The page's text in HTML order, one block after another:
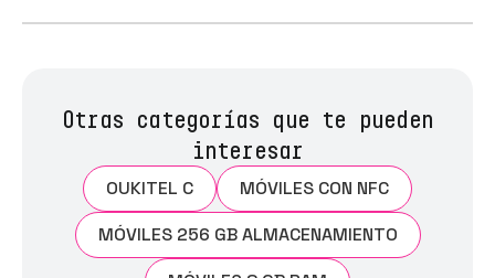
Otras categorías que te pueden
interesar
OUKITEL C
MÓVILES CON NFC
MÓVILES 256 GB ALMACENAMIENTO